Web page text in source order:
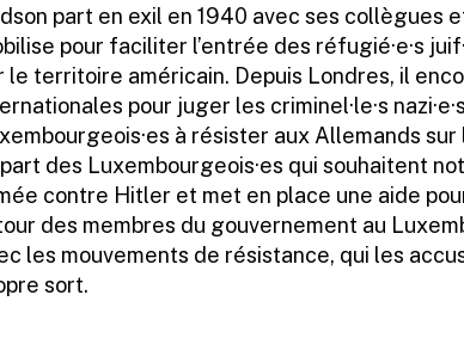
part en exil en 1940 avec ses collègues
pour faciliter l’entrée des réfugié·e·s
le territoire américain. Depuis Londres, il
pour juger les criminel·le·s
à résister aux Allemands
des Luxembourgeois·es qui souhaitent
contre Hitler et met en place une aide
des membres du gouvernement au
les mouvements de résistance, qui les
sort.